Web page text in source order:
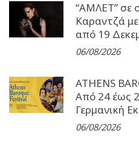
“ΑΜΛΕΤ” σε
Καραντζά
από 19
06/08/2026
ATHENS
Από 24 έως
Γερµανική
06/08/2026